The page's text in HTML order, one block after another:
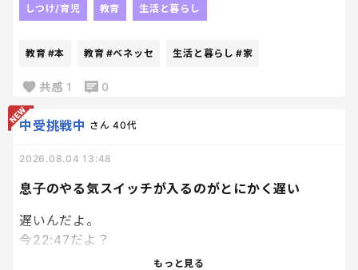
どうせぺらっぺらの本が届くんだろうな、
絵本大好き人間の長男にと、
ちょっと想定外にちゃんとした本届いてびっくり。
笑
ていうか普通の本！
Ｗ抽選付のものだったんだけど、
あまりにちゃんとした本届いたから、
しつけ/育児 教育 生活と暮らし
教育 #本 教育 #ベネッセ 生活と暮らし #家
共感 1 0
息子のやる気スイッチが入るのがとにかく遅い
中受挑戦中 さん 40代
2026.08.04 13:48
遅いんだよ。
今22:47だよ？
エンジンかかり始めたのが22時過ぎってなんなん。
もっと見る